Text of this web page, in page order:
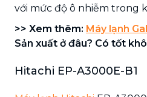
với mức độ ô nhiễm trong
>> Xem thêm: Máy lạnh
Sản xuất ở đâu? Có tốt
Hitachi EP-A3000E-B1